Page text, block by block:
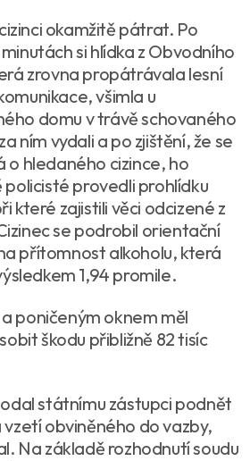
okamžitě pátrat. Po
si hlídka z Obvodního
zrovna propátrávala lesní
všimla u
domu v trávě schovaného
ním vydali a po zjištění, že se
o hledaného cizince, ho
policisté provedli prohlídku
které zajistili věci odcizené z
se podrobil orientační
přítomnost alkoholu, která
1,94 promile.
poničeným oknem měl
škodu přibližně 82 tisíc
státnímu zástupci podnět
vzetí obviněného do vazby,
Na základě rozhodnutí soudu